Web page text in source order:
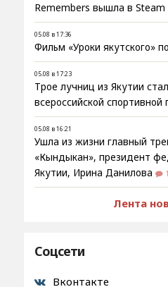
Remembers вышла в Steam
05.08 в 17:36
Фильм «Уроки якутского»
05.08 в 17:23
Трое лучниц из Якутии
всероссийской
05.08 в 16:21
Ушла из жизни главный
«Кындыкан», президент
Якутии, Ирина Данилова
1
Лента
Соцсети
Вконтакте